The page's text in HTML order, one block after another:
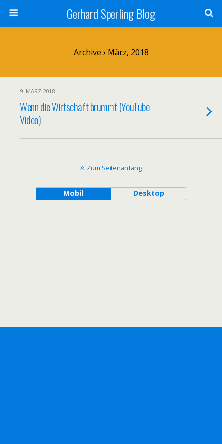
Gerhard Sperling Blog
Archive › März, 2018
9. MÄRZ 2018
Wenn die Wirtschaft brummt (YouTube
Video)
Zum Seitenanfang
Mobil Desktop